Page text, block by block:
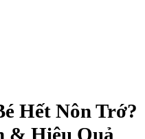
Hết Nôn Trớ?
& Hiệu Quả